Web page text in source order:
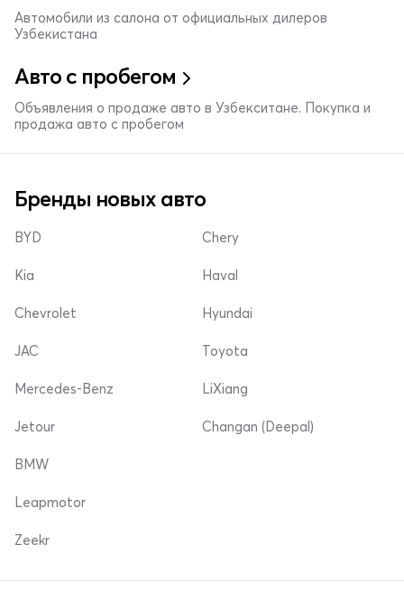
Автомобили из салона от официальных дилеров
Узбекистана
Авто с пробегом
Объявления о продаже авто в Узбекситане. Покупка и
продажа авто с пробегом
Бренды новых авто
BYD
Kia
Chevrolet
Chery
Haval
Hyundai
JAC
Mercedes-Benz
Jetour
Toyota
LiXiang
Changan (Deepal)
BMW
Leapmotor
Zeekr